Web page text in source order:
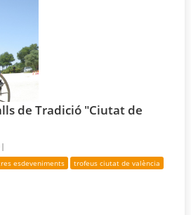
de Tradició "Ciutat de
|
esdeveniments trofeus ciutat de valència